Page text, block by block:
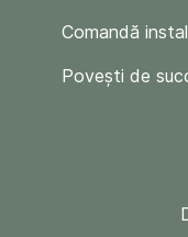
Comandă
Povești de